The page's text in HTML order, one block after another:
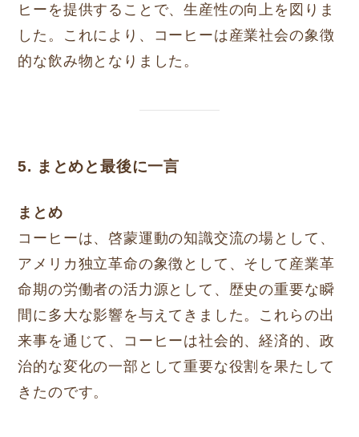
ヒーを提供することで、生産性の向上を図りま
した。これにより、コーヒーは産業社会の象徴
的な飲み物となりました。
5. まとめと最後に一言
まとめ
コーヒーは、啓蒙運動の知識交流の場として、
アメリカ独立革命の象徴として、そして産業革
命期の労働者の活力源として、歴史の重要な瞬
間に多大な影響を与えてきました。これらの出
来事を通じて、コーヒーは社会的、経済的、政
治的な変化の一部として重要な役割を果たして
きたのです。